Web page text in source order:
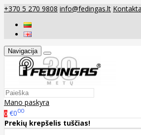
+370 5 270 9808 info@fedingas.lt
Navigacija
Mano paskyra
0 €000
Prekių krepšelis tuščias!